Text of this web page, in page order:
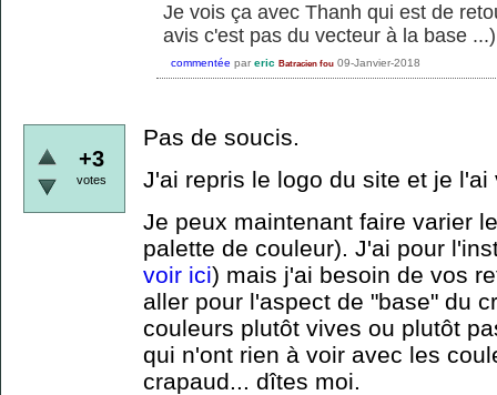
Je vois ça avec Thanh qui est de
avis c'est pas du vecteur à la base ...)
commentée par eric Batracien fou 09-Janvier-2018
+3
votes
Pas de soucis.
J'ai repris le logo du site et je l'ai
Je peux maintenant faire varier
palette de couleur). J'ai pour
voir ici) mais j'ai besoin de vos
aller pour l'aspect de "base" du
couleurs plutôt vives ou plutôt
qui n'ont rien à voir avec les
crapaud... dîtes moi.